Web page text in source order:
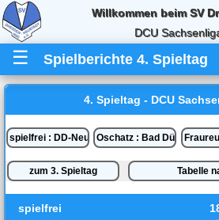
Willkommen beim SV
DCU
☰ Spielberichte 4. Spieltag
4. Spieltag - DCU
spielfrei : DD-NeustadtOschatz : Bad Düben
zum 3. Spieltag Tabelle
spielfrei